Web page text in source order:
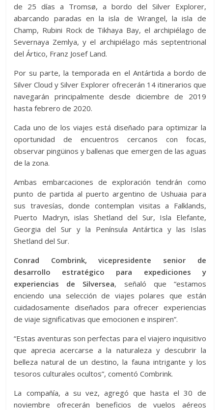
de 25 días a Tromsø, a bordo del Silver Explorer,
abarcando paradas en la isla de Wrangel, la isla de
Champ, Rubini Rock de Tikhaya Bay, el archipiélago de
Severnaya Zemlya, y el archipiélago más septentrional
del Ártico, Franz Josef Land.
Por su parte, la temporada en el Antártida a bordo de
Silver Cloud y Silver Explorer ofrecerán 14 itinerarios que
navegarán principalmente desde diciembre de 2019
hasta febrero de 2020.
Cada uno de los viajes está diseñado para optimizar la
oportunidad de encuentros cercanos con focas,
observar pingüinos y ballenas que emergen de las aguas
de la zona.
Ambas embarcaciones de exploración tendrán como
punto de partida al puerto argentino de Ushuaia para
sus travesías, donde contemplan visitas a Falklands,
Puerto Madryn, islas Shetland del Sur, Isla Elefante,
Georgia del Sur y la Península Antártica y las Islas
Shetland del Sur.
Conrad Combrink, vicepresidente senior de
desarrollo estratégico para expediciones y
experiencias de Silversea, señaló que “estamos
enciendo una selección de viajes polares que están
cuidadosamente diseñados para ofrecer experiencias
de viaje significativas que emocionen e inspiren”.
“Estas aventuras son perfectas para el viajero inquisitivo
que aprecia acercarse a la naturaleza y descubrir la
belleza natural de un destino, la fauna intrigante y los
tesoros culturales ocultos”, comentó Combrink.
La compañía, a su vez, agregó que hasta el 30 de
noviembre ofrecerán beneficios de vuelos aéreos